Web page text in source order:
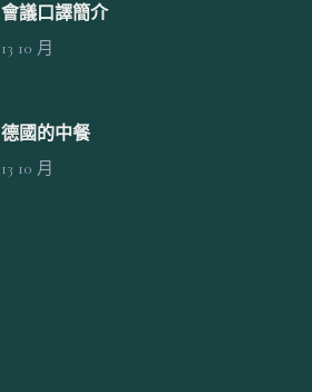
會議口譯簡介
13 10 月
德國的中餐
13 10 月
網誌